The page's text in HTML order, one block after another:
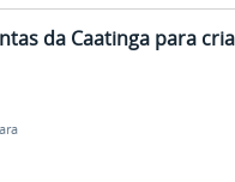
da Caatinga para